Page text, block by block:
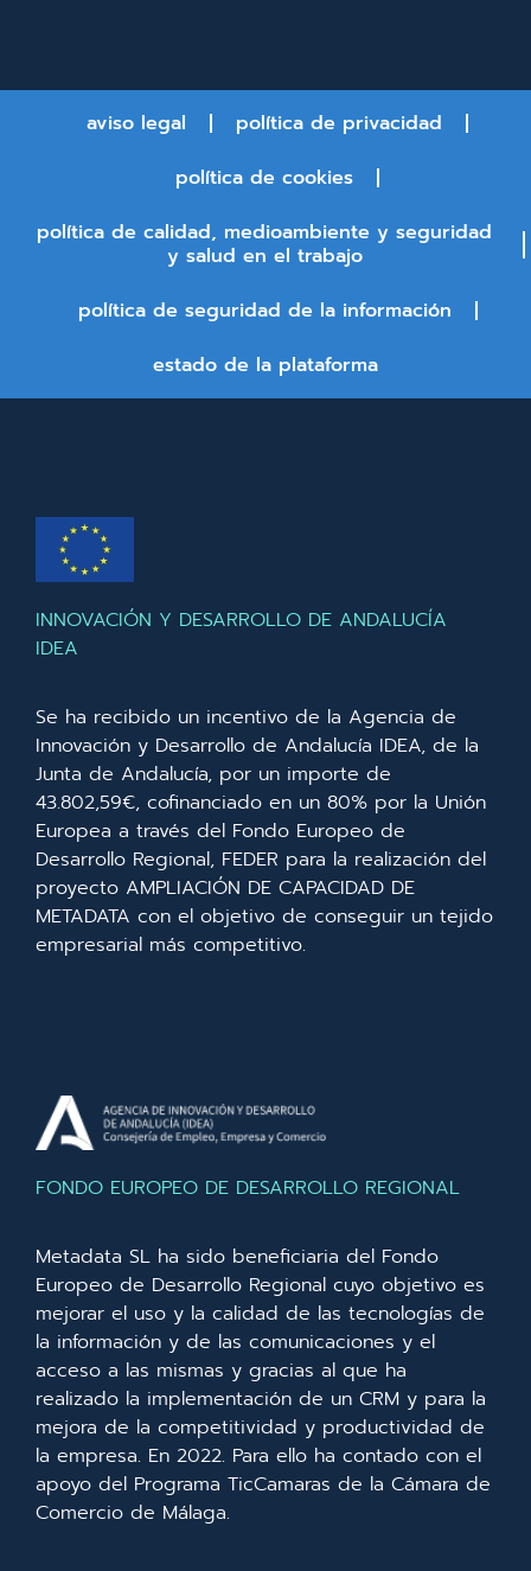
aviso legal
política de privacidad
política de cookies
política de calidad, medioambiente y seguridad
y salud en el trabajo
política de seguridad de la información
estado de la plataforma
INNOVACIÓN Y DESARROLLO DE ANDALUCÍA
IDEA
Se ha recibido un incentivo de la Agencia de
Innovación y Desarrollo de Andalucía IDEA, de la
Junta de Andalucía, por un importe de
43.802,59€, cofinanciado en un 80% por la Unión
Europea a través del Fondo Europeo de
Desarrollo Regional, FEDER para la realización del
proyecto AMPLIACIÓN DE CAPACIDAD DE
METADATA con el objetivo de conseguir un tejido
empresarial más competitivo.
FONDO EUROPEO DE DESARROLLO REGIONAL
Metadata SL ha sido beneficiaria del Fondo
Europeo de Desarrollo Regional cuyo objetivo es
mejorar el uso y la calidad de las tecnologías de
la información y de las comunicaciones y el
acceso a las mismas y gracias al que ha
realizado la implementación de un CRM y para la
mejora de la competitividad y productividad de
la empresa. En 2022. Para ello ha contado con el
apoyo del Programa TicCamaras de la Cámara de
Comercio de Málaga.